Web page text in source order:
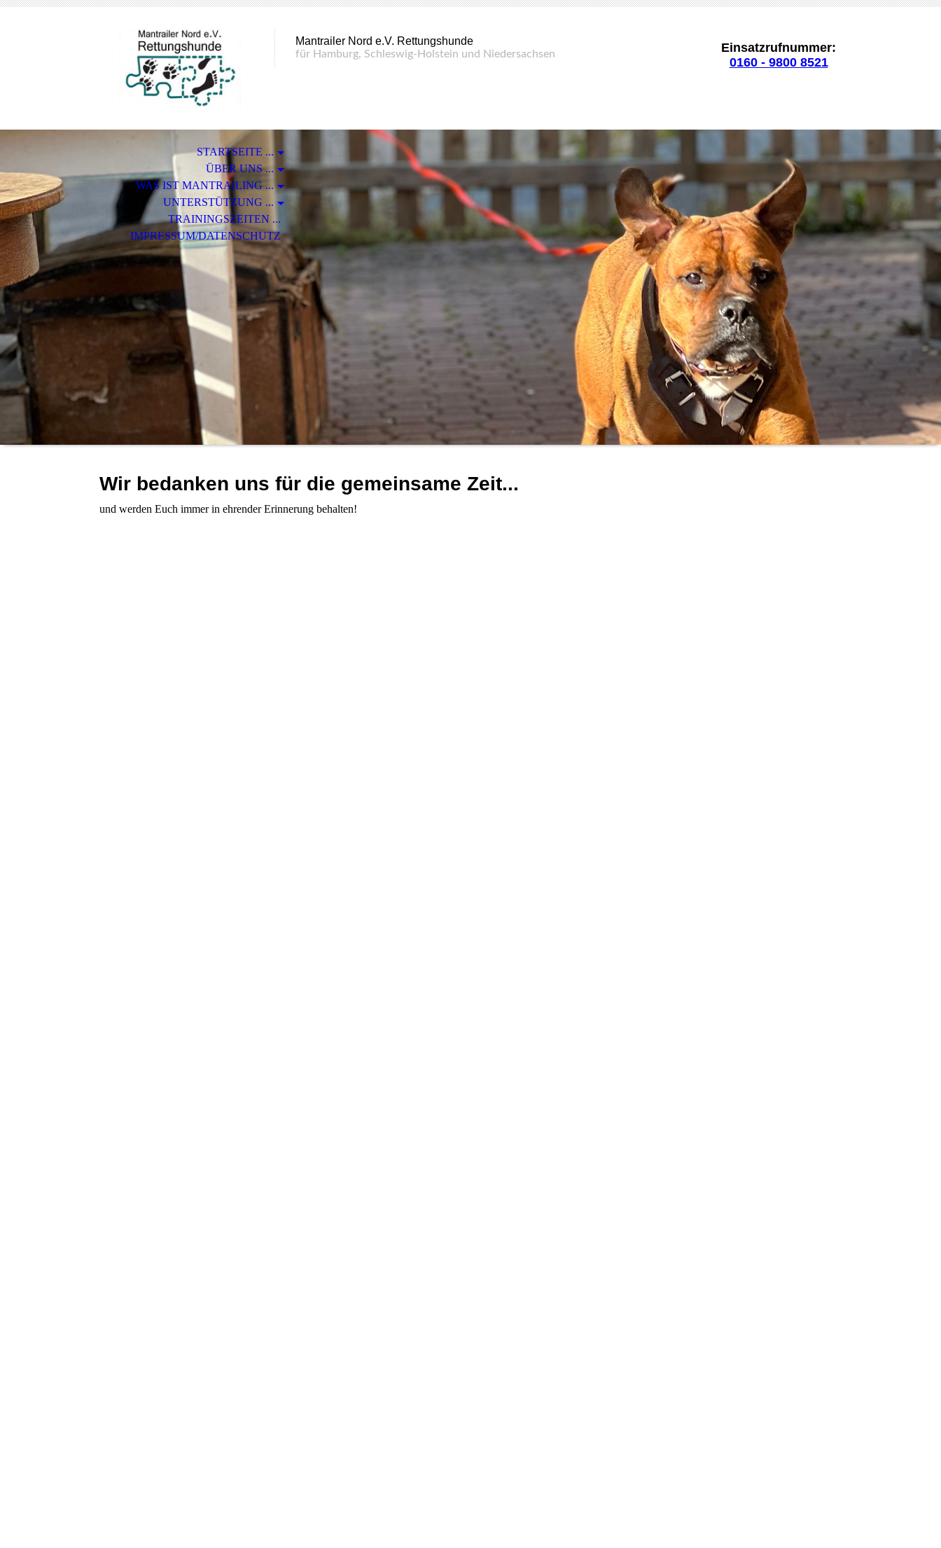
Mantrailer Nord e.V. Rettungshunde
für Hamburg, Schleswig- Holstein und Niedersachsen
Einsatzrufnummer:
0160 - 9800 8521
STARTSEITE ...
ÜBER UNS ...
WAS IST MANTRAILING ...
UNTERSTÜTZUNG ...
TRAININGSZEITEN ...
IMPRESSUM/DATENSCHUTZ
Wir bedanken uns für die gemeinsame Zeit...
und werden Euch immer in ehrender Erinnerung behalten!